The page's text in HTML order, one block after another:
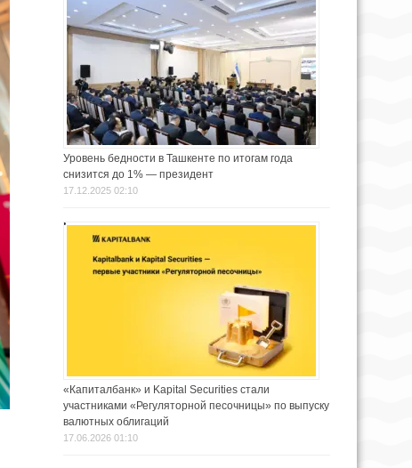
Уровень бедности в Ташкенте по итогам года
снизится до 1% — президент
17.12.2025 02:10
«Капиталбанк» и Kapital Securities стали
участниками «Регуляторной песочницы» по выпуску
валютных облигаций
17.06.2026 01:10